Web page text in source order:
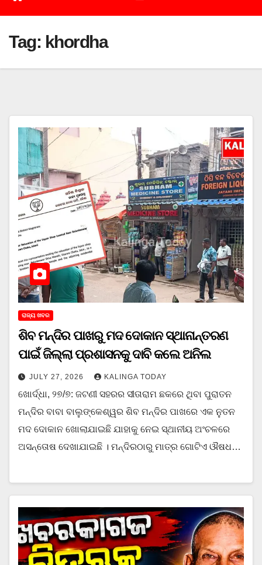
Tag: khordha
ରାଜ୍ୟ ଖବର
ଶିବ ମନ୍ଦିର ପାଖରୁ ମଦ ଦୋକାନ ସ୍ଥାନାନ୍ତରଣ
ପାଇଁ ଜିଲ୍ଲା ପ୍ରଶାସନକୁ ଦାବି କଲେ ଅନିଲ
JULY 27, 2026 KALINGA TODAY
ଖୋର୍ଦ୍ଧା, ୨୭/୭: ଜଟଣୀ ସହରର ସୀତାରାମ ଛକରେ ଥିବା ପୁରାତନ
ମନ୍ଦିର ବାବା ବାଲୁଙ୍କେଶ୍ୱର ଶିବ ମନ୍ଦିର ପାଖରେ ଏକ ନୁତନ
ମଦ ଦୋକାନ ଖୋଲାଯାଇଛି ଯାହାକୁ ନେଇ ସ୍ଥାନୀୟ ଅଂଚଳରେ
ଅସନ୍ତୋଷ ଦେଖାଯାଇଛି । ମନ୍ଦିରଠାରୁ ମାତ୍ର ଗୋଟିଏ ଔଷଧ…